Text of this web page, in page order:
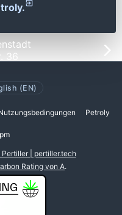
36
(EN)
Petroly
| pertiller.tech
Rating von A.